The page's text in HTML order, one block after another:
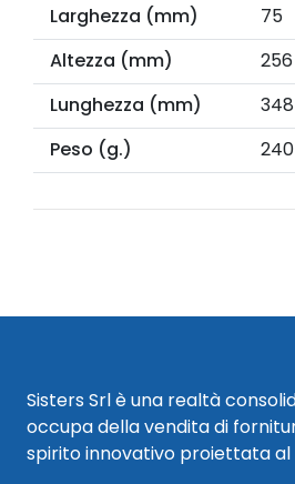
Larghezza (mm)
75
Altezza (mm)
256
Lunghezza (mm)
348
Peso (g.)
240
Sisters Srl è una realtà
occupa della vendita di
spirito innovativo proiettata al